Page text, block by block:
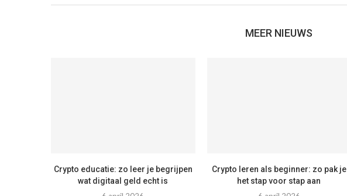
MEER NIEUWS
Crypto educatie: zo leer je begrijpen
wat digitaal geld echt is
Crypto leren als beginner: zo pak je
het stap voor stap aan